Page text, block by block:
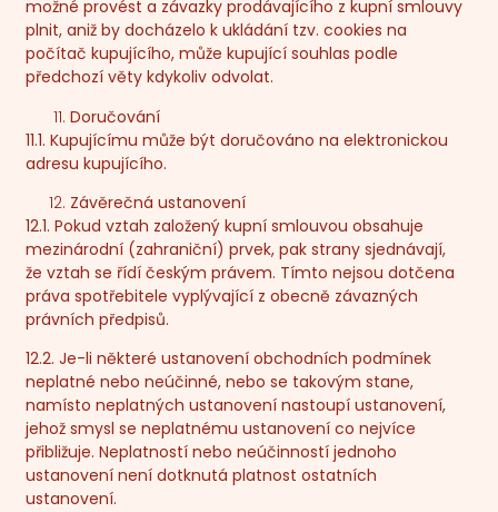
možné provést a závazky prodávajícího z kupní smlouvy
plnit, aniž by docházelo k ukládání tzv. cookies na
počítač kupujícího, může kupující souhlas podle
předchozí věty kdykoliv odvolat.
Doručování
11.1. Kupujícímu může být doručováno na elektronickou
adresu kupujícího.
Závěrečná ustanovení
12.1. Pokud vztah založený kupní smlouvou obsahuje
mezinárodní (zahraniční) prvek, pak strany sjednávají,
že vztah se řídí českým právem. Tímto nejsou dotčena
práva spotřebitele vyplývající z obecně závazných
právních předpisů.
12.2. Je-li některé ustanovení obchodních podmínek
neplatné nebo neúčinné, nebo se takovým stane,
namísto neplatných ustanovení nastoupí ustanovení,
jehož smysl se neplatnému ustanovení co nejvíce
přibližuje. Neplatností nebo neúčinností jednoho
ustanovení není dotknutá platnost ostatních
ustanovení.